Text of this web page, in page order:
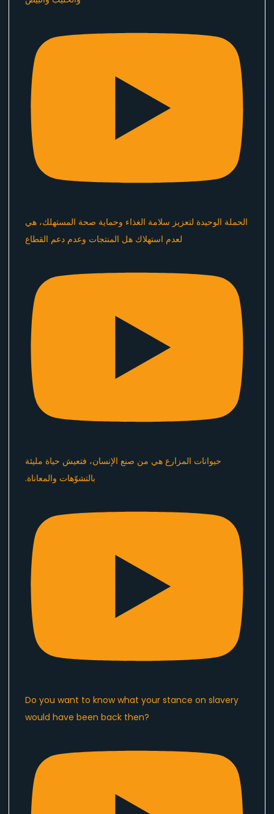
الحملة الوحيدة لتعزيز سلامة الغذاء وحماية صحة المستهلك، هي
لعدم استهلاك هل المنتجات وعدم دعم القطاع
Do you want to know what your stance on slavery
would have been back then?